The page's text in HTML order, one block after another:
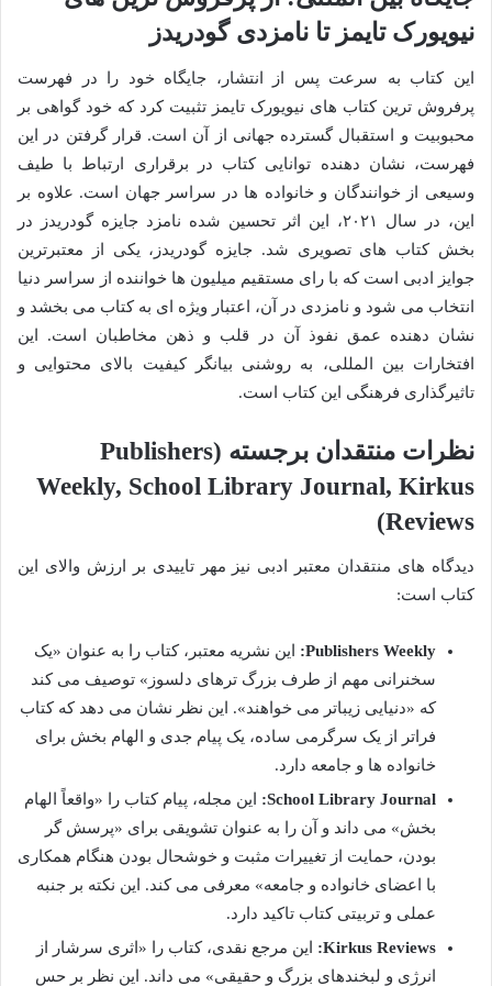
نیویورک تایمز تا نامزدی گودریدز
این کتاب به سرعت پس از انتشار، جایگاه خود را در فهرست
پرفروش ترین کتاب های نیویورک تایمز تثبیت کرد که خود گواهی بر
محبوبیت و استقبال گسترده جهانی از آن است. قرار گرفتن در این
فهرست، نشان دهنده توانایی کتاب در برقراری ارتباط با طیف
وسیعی از خوانندگان و خانواده ها در سراسر جهان است. علاوه بر
این، در سال ۲۰۲۱، این اثر تحسین شده نامزد جایزه گودریدز در
بخش کتاب های تصویری شد. جایزه گودریدز، یکی از معتبرترین
جوایز ادبی است که با رای مستقیم میلیون ها خواننده از سراسر دنیا
انتخاب می شود و نامزدی در آن، اعتبار ویژه ای به کتاب می بخشد و
نشان دهنده عمق نفوذ آن در قلب و ذهن مخاطبان است. این
افتخارات بین المللی، به روشنی بیانگر کیفیت بالای محتوایی و
تاثیرگذاری فرهنگی این کتاب است.
نظرات منتقدان برجسته (Publishers
Weekly, School Library Journal, Kirkus
Reviews)
دیدگاه های منتقدان معتبر ادبی نیز مهر تاییدی بر ارزش والای این
کتاب است:
Publishers Weekly:
این نشریه معتبر، کتاب را به عنوان «یک
سخنرانی مهم از طرف بزرگ ترهای دلسوز» توصیف می کند
که «دنیایی زیباتر می خواهند». این نظر نشان می دهد که کتاب
فراتر از یک سرگرمی ساده، یک پیام جدی و الهام بخش برای
خانواده ها و جامعه دارد.
School Library Journal:
این مجله، پیام کتاب را «واقعاً الهام
بخش» می داند و آن را به عنوان تشویقی برای «پرسش گر
بودن، حمایت از تغییرات مثبت و خوشحال بودن هنگام همکاری
با اعضای خانواده و جامعه» معرفی می کند. این نکته بر جنبه
عملی و تربیتی کتاب تاکید دارد.
Kirkus Reviews:
این مرجع نقدی، کتاب را «اثری سرشار از
انرژی و لبخندهای بزرگ و حقیقی» می داند. این نظر بر حس